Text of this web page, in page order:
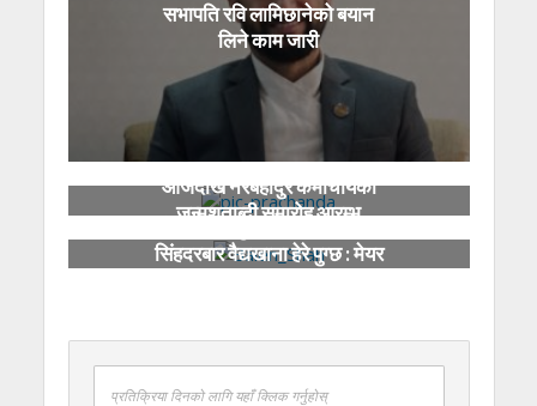
सभापति रवि लामिछानेको बयान
लिने काम जारी
आजदेखि नरबहादुर कर्माचार्यको
जन्मशताब्दी समारोह आरम्भ
सिंहदरबार वैद्यखाना हेरे पुग्छ : मेयर
प्रतिक्रिया दिनको लागि यहाँ क्लिक गर्नुहोस्